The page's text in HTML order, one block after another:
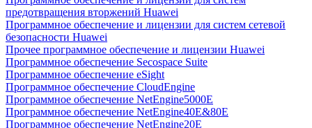
предотвращения вторжений Huawei
Программное обеспечение и лицензии для систем сетевой
безопасности Huawei
Прочее программное обеспечение и лицензии Huawei
Программное обеспечение Secospace Suite
Программное обеспечение eSight
Программное обеспечение CloudEngine
Программное обеспечение NetEngine5000E
Программное обеспечение NetEngine40E&80E
Программное обеспечение NetEngine20E